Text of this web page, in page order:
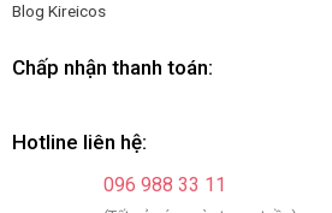
Blog Kireicos
Chấp nhận thanh toán:
Hotline liên hệ:
096 988 33 11